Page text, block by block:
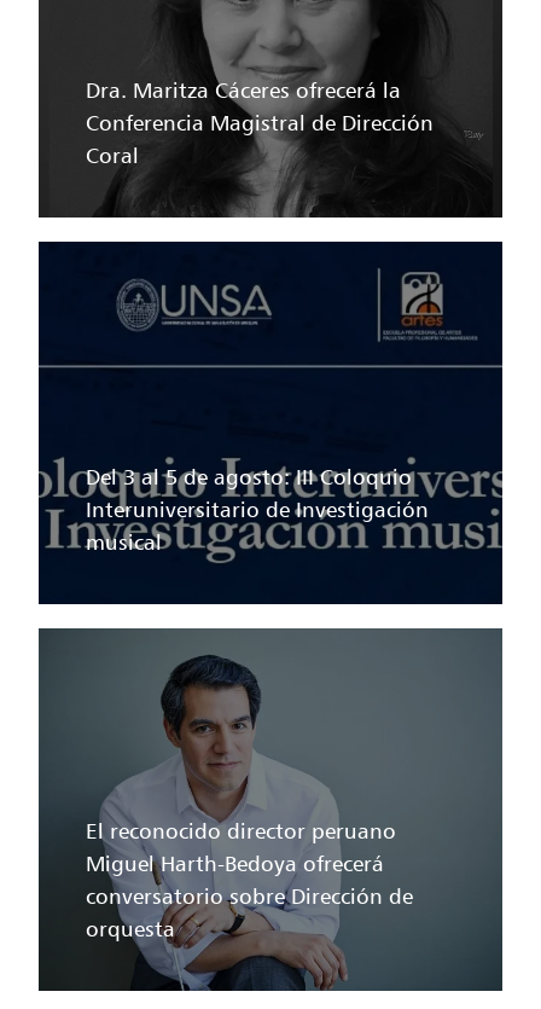
Dra. Maritza Cáceres ofrecerá la
Conferencia Magistral de Dirección
Coral
Del 3 al 5 de agosto: III Coloquio
Interuniversitario de Investigación
musical
El reconocido director peruano
Miguel Harth-Bedoya ofrecerá
conversatorio sobre Dirección de
orquesta